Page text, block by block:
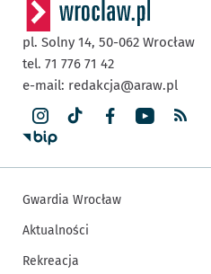
pl. Solny 14, 50-062 Wrocław
tel. 71 776 71 42
e-mail: redakcja@araw.pl
Gwardia Wrocław
Aktualności
Rekreacja